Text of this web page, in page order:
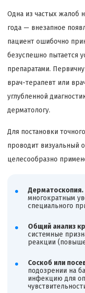
Одна из частых жалоб
года — внезапное
пациент ошибочно
безуспешно пытается
препаратами.
врач-терапевт или
углубленной
дерматологу.
Для постановки
проводит визуальный
целесообразно
Дерматоскопия.
многократным
специального
Общий анализ
системные
реакции
Соскоб или
подозрении на
инфекцию для